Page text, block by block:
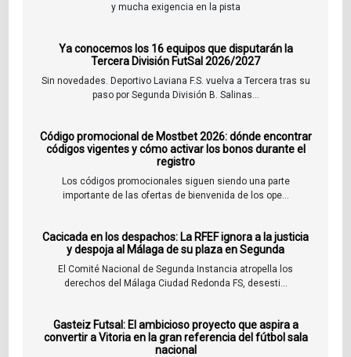
y mucha exigencia en la pista
Ya conocemos los 16 equipos que disputarán la
Tercera División FutSal 2026/2027
Sin novedades. Deportivo Laviana F.S. vuelva a Tercera tras su
paso por Segunda División B. Salinas...
Código promocional de Mostbet 2026: dónde encontrar
códigos vigentes y cómo activar los bonos durante el
registro
Los códigos promocionales siguen siendo una parte
importante de las ofertas de bienvenida de los ope...
Cacicada en los despachos: La RFEF ignora a la justicia
y despoja al Málaga de su plaza en Segunda
El Comité Nacional de Segunda Instancia atropella los
derechos del Málaga Ciudad Redonda FS, desesti...
Gasteiz Futsal: El ambicioso proyecto que aspira a
convertir a Vitoria en la gran referencia del fútbol sala
nacional